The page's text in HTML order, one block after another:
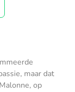
maar dat
op